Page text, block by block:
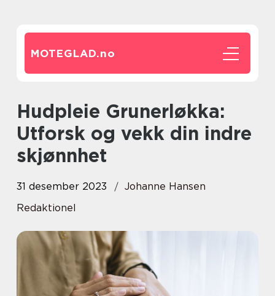
MOTEGLAD.no
Hudpleie Grunerløkka:
Utforsk og vekk din indre
skjønnhet
31 desember 2023
Johanne Hansen
Redaktionel